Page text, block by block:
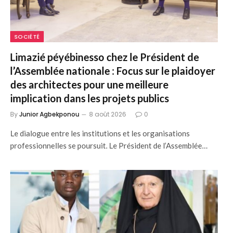
SOCIÉTÉ
Limazié péyébinesso chez le Président de
l’Assemblée nationale : Focus sur le plaidoyer
des architectes pour une meilleure
implication dans les projets publics
ByJunior Agbekponou 8 août 2026 0
Le dialogue entre les institutions et les organisations
professionnelles se poursuit. Le Président de l’Assemblée…